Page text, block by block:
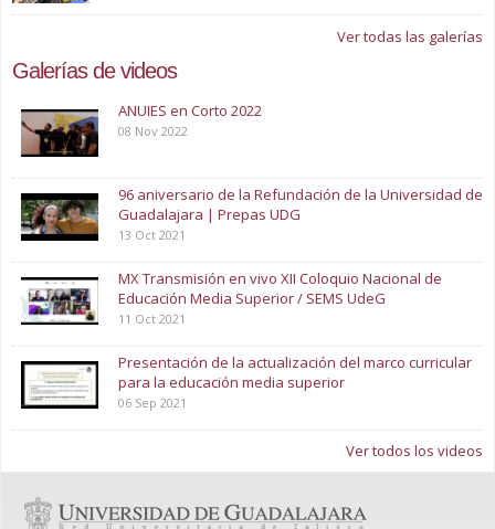
Ver todas las galerías
Galerías de videos
ANUIES en Corto 2022
08 Nov 2022
96 aniversario de la Refundación de la Universidad de
Guadalajara | Prepas UDG
13 Oct 2021
MX Transmisión en vivo XII Coloquio Nacional de
Educación Media Superior / SEMS UdeG
11 Oct 2021
Presentación de la actualización del marco curricular
para la educación media superior
06 Sep 2021
Ver todos los videos